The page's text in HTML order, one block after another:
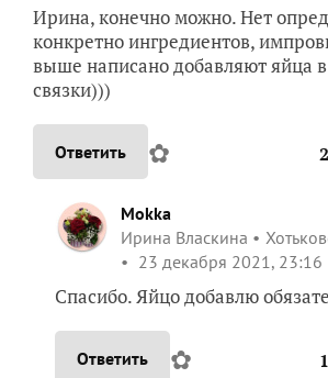
Ирина, конечно можно. Нет
конкретно ингредиентов,
выше написано добавляют яйца
связки)))
Ответить ✿ 2
Mokka
Ирина Власкина
23 декабря 2021, 23:16
Спасибо. Яйцо добавлю
Ответить ✿ 1